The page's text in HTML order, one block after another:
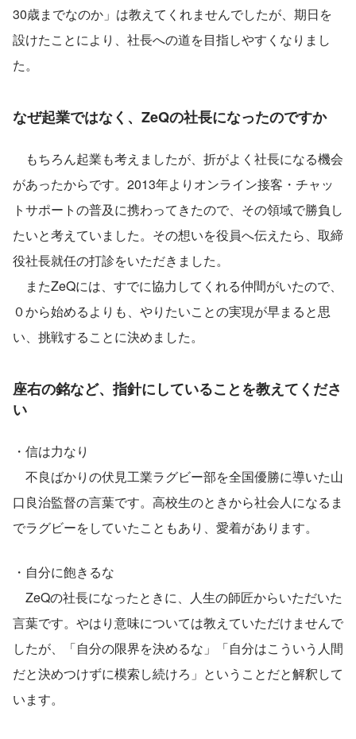
30歳までなのか」は教えてくれませんでしたが、期日を
設けたことにより、社長への道を目指しやすくなりまし
た。
なぜ起業ではなく、ZeQの社長になったのですか
もちろん起業も考えましたが、折がよく社長になる機会
があったからです。2013年よりオンライン接客・チャッ
トサポートの普及に携わってきたので、その領域で勝負し
たいと考えていました。その想いを役員へ伝えたら、取締
役社長就任の打診をいただきました。
またZeQには、すでに協力してくれる仲間がいたので、
０から始めるよりも、やりたいことの実現が早まると思
い、挑戦することに決めました。
座右の銘など、指針にしていることを教えてくださ
い
・信は力なり
不良ばかりの伏見工業ラグビー部を全国優勝に導いた山
口良治監督の言葉です。高校生のときから社会人になるま
でラグビーをしていたこともあり、愛着があります。
・自分に飽きるな
ZeQの社長になったときに、人生の師匠からいただいた
言葉です。やはり意味については教えていただけませんで
したが、「自分の限界を決めるな」「自分はこういう人間
だと決めつけずに模索し続けろ」ということだと解釈して
います。